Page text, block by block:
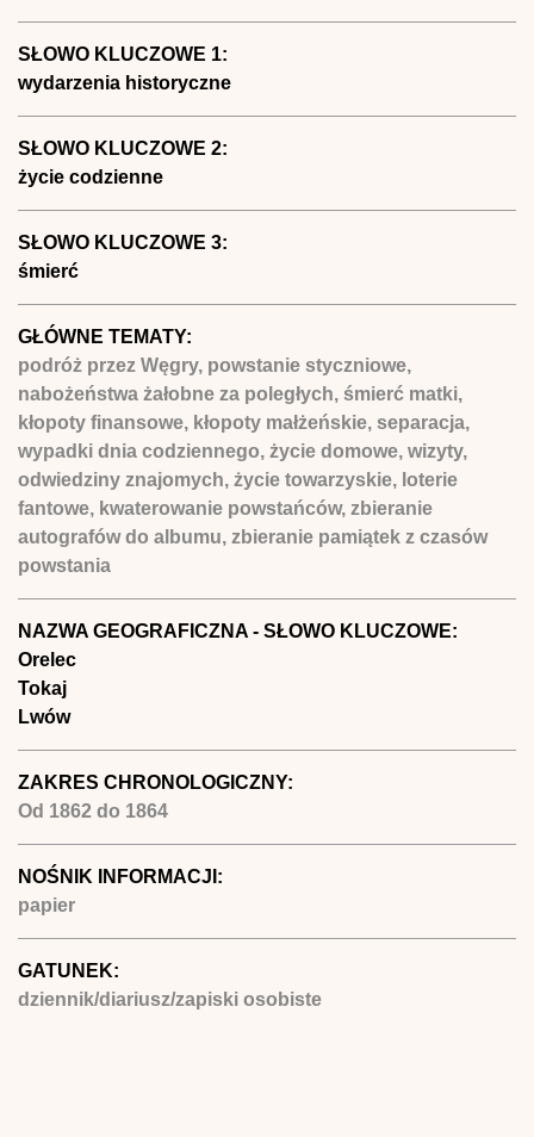
SŁOWO KLUCZOWE 1:
wydarzenia historyczne
SŁOWO KLUCZOWE 2:
życie codzienne
SŁOWO KLUCZOWE 3:
śmierć
GŁÓWNE TEMATY:
podróż przez Węgry, powstanie styczniowe,
nabożeństwa żałobne za poległych, śmierć matki,
kłopoty finansowe, kłopoty małżeńskie, separacja,
wypadki dnia codziennego, życie domowe, wizyty,
odwiedziny znajomych, życie towarzyskie, loterie
fantowe, kwaterowanie powstańców, zbieranie
autografów do albumu, zbieranie pamiątek z czasów
powstania
NAZWA GEOGRAFICZNA - SŁOWO KLUCZOWE:
Orelec
Tokaj
Lwów
ZAKRES CHRONOLOGICZNY:
Od 1862 do 1864
NOŚNIK INFORMACJI:
papier
GATUNEK:
dziennik/diariusz/zapiski osobiste